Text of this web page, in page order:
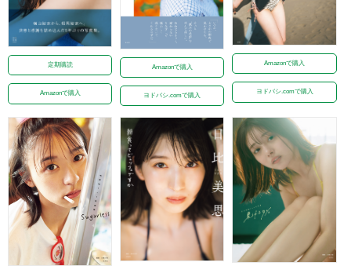
定期購読
Amazonで購入
Amazonで購入
ヨドバシ.comで購入
Amazonで購入
ヨドバシ.comで購入